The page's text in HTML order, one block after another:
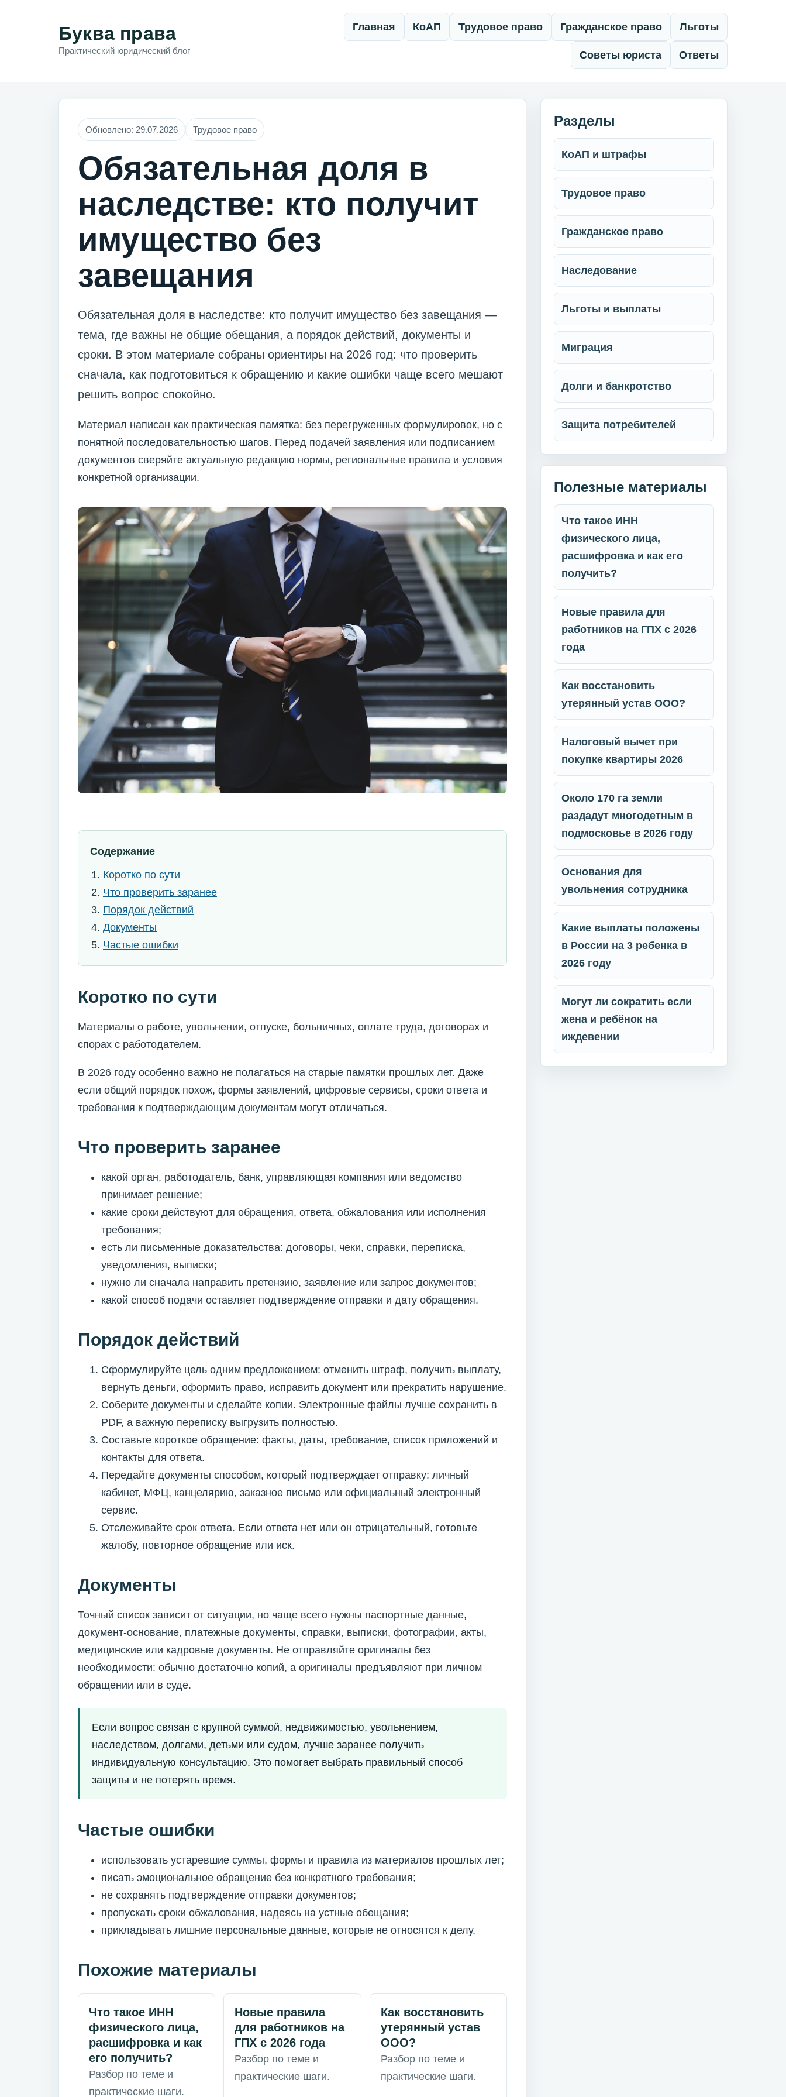
Буква права
Практический юридический блог
Главная КоАП Трудовое право Гражданское право Льготы
Советы юриста Ответы
Обновлено: 29.07.2026 Трудовое право
Обязательная доля в
наследстве: кто получит
имущество без
завещания
Обязательная доля в наследстве: кто получит имущество без завещания —
тема, где важны не общие обещания, а порядок действий, документы и
сроки. В этом материале собраны ориентиры на 2026 год: что проверить
сначала, как подготовиться к обращению и какие ошибки чаще всего мешают
решить вопрос спокойно.
Материал написан как практическая памятка: без перегруженных формулировок, но с
понятной последовательностью шагов. Перед подачей заявления или подписанием
документов сверяйте актуальную редакцию нормы, региональные правила и условия
конкретной организации.
Содержание
Коротко по сути
Что проверить заранее
Порядок действий
Документы
Частые ошибки
Коротко по сути
Материалы о работе, увольнении, отпуске, больничных, оплате труда, договорах и
спорах с работодателем.
В 2026 году особенно важно не полагаться на старые памятки прошлых лет. Даже
если общий порядок похож, формы заявлений, цифровые сервисы, сроки ответа и
требования к подтверждающим документам могут отличаться.
Что проверить заранее
какой орган, работодатель, банк, управляющая компания или ведомство
принимает решение;
какие сроки действуют для обращения, ответа, обжалования или исполнения
требования;
есть ли письменные доказательства: договоры, чеки, справки, переписка,
уведомления, выписки;
нужно ли сначала направить претензию, заявление или запрос документов;
какой способ подачи оставляет подтверждение отправки и дату обращения.
Порядок действий
Сформулируйте цель одним предложением: отменить штраф, получить выплату,
вернуть деньги, оформить право, исправить документ или прекратить нарушение.
Соберите документы и сделайте копии. Электронные файлы лучше сохранить в
PDF, а важную переписку выгрузить полностью.
Составьте короткое обращение: факты, даты, требование, список приложений и
контакты для ответа.
Передайте документы способом, который подтверждает отправку: личный
кабинет, МФЦ, канцелярию, заказное письмо или официальный электронный
сервис.
Отслеживайте срок ответа. Если ответа нет или он отрицательный, готовьте
жалобу, повторное обращение или иск.
Документы
Точный список зависит от ситуации, но чаще всего нужны паспортные данные,
документ-основание, платежные документы, справки, выписки, фотографии, акты,
медицинские или кадровые документы. Не отправляйте оригиналы без
необходимости: обычно достаточно копий, а оригиналы предъявляют при личном
обращении или в суде.
Если вопрос связан с крупной суммой, недвижимостью, увольнением,
наследством, долгами, детьми или судом, лучше заранее получить
индивидуальную консультацию. Это помогает выбрать правильный способ
защиты и не потерять время.
Частые ошибки
использовать устаревшие суммы, формы и правила из материалов прошлых лет;
писать эмоциональное обращение без конкретного требования;
не сохранять подтверждение отправки документов;
пропускать сроки обжалования, надеясь на устные обещания;
прикладывать лишние персональные данные, которые не относятся к делу.
Похожие материалы
Что такое ИНН
физического лица,
расшифровка и как
его получить?
Разбор по теме и
практические шаги.
Новые правила
для работников на
ГПХ с 2026 года
Разбор по теме и
практические шаги.
Как восстановить
утерянный устав
ООО?
Разбор по теме и
практические шаги.
Разделы
КоАП и штрафы
Трудовое право
Гражданское право
Наследование
Льготы и выплаты
Миграция
Долги и банкротство
Защита потребителей
Полезные материалы
Что такое ИНН
физического лица,
расшифровка и как его
получить?
Новые правила для
работников на ГПХ с 2026
года
Как восстановить
утерянный устав ООО?
Налоговый вычет при
покупке квартиры 2026
Около 170 га земли
раздадут многодетным в
подмосковье в 2026 году
Основания для
увольнения сотрудника
Какие выплаты положены
в России на 3 ребенка в
2026 году
Могут ли сократить если
жена и ребёнок на
иждевении